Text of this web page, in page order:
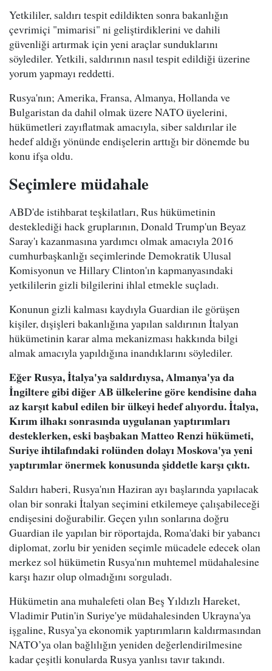
Yetkililer, saldırı tespit edildikten sonra bakanlığın
çevrimiçi "mimarisi" ni geliştirdiklerini ve dahili
güvenliği artırmak için yeni araçlar sunduklarını
söylediler. Yetkili, saldırının nasıl tespit edildiği üzerine
yorum yapmayı reddetti.
Rusya'nın; Amerika, Fransa, Almanya, Hollanda ve
Bulgaristan da dahil olmak üzere NATO üyelerini,
hükümetleri zayıflatmak amacıyla, siber saldırılar ile
hedef aldığı yönünde endişelerin arttığı bir dönemde bu
konu ifşa oldu.
Seçimlere müdahale
ABD'de istihbarat teşkilatları, Rus hükümetinin
desteklediği hack gruplarının, Donald Trump'un Beyaz
Saray'ı kazanmasına yardımcı olmak amacıyla 2016
cumhurbaşkanlığı seçimlerinde Demokratik Ulusal
Komisyonun ve Hillary Clinton'ın kapmanyasındaki
yetkililerin gizli bilgilerini ihlal etmekle suçladı.
Konunun gizli kalması kaydıyla Guardian ile görüşen
kişiler, dışişleri bakanlığına yapılan saldırının İtalyan
hükümetinin karar alma mekanizması hakkında bilgi
almak amacıyla yapıldığına inandıklarını söylediler.
Eğer Rusya, İtalya'ya saldırdıysa, Almanya'ya da
İngiltere gibi diğer AB ülkelerine göre kendisine daha
az karşıt kabul edilen bir ülkeyi hedef alıyordu. İtalya,
Kırım ilhakı sonrasında uygulanan yaptırımları
desteklerken, eski başbakan Matteo Renzi hükümeti,
Suriye ihtilafındaki rolünden dolayı Moskova'ya yeni
yaptırımlar önermek konusunda şiddetle karşı çıktı.
Saldırı haberi, Rusya'nın Haziran ayı başlarında yapılacak
olan bir sonraki İtalyan seçimini etkilemeye çalışabileceği
endişesini doğurabilir. Geçen yılın sonlarına doğru
Guardian ile yapılan bir röportajda, Roma'daki bir yabancı
diplomat, zorlu bir yeniden seçimle mücadele edecek olan
merkez sol hükümetin Rusya'nın muhtemel müdahalesine
karşı hazır olup olmadığını sorguladı.
Hükümetin ana muhalefeti olan Beş Yıldızlı Hareket,
Vladimir Putin'in Suriye'ye müdahalesinden Ukrayna'ya
işgaline, Rusya’ya ekonomik yaptırımların kaldırmasından
NATO’ya olan bağlılığın yeniden değerlendirilmesine
kadar çeşitli konularda Rusya yanlısı tavır takındı.